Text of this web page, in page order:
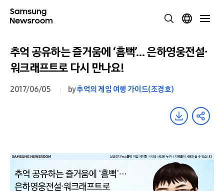
추억 공유하는 즐거움에 ‘흠뻑’… 은하영웅전설∙
워크래프트로 다시 만나요!
2017/06/05 by추억의 게임 여행 가이드(조경호)